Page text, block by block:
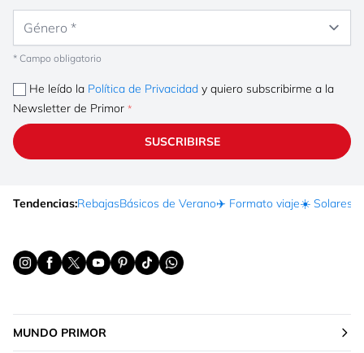
* Campo obligatorio
He leído la Política de Privacidad y quiero subscribirme a la
Newsletter de Primor
SUSCRIBIRSE
Tendencias:RebajasBásicos de Verano✈️ Formato viaje☀️ Solares
MUNDO PRIMOR